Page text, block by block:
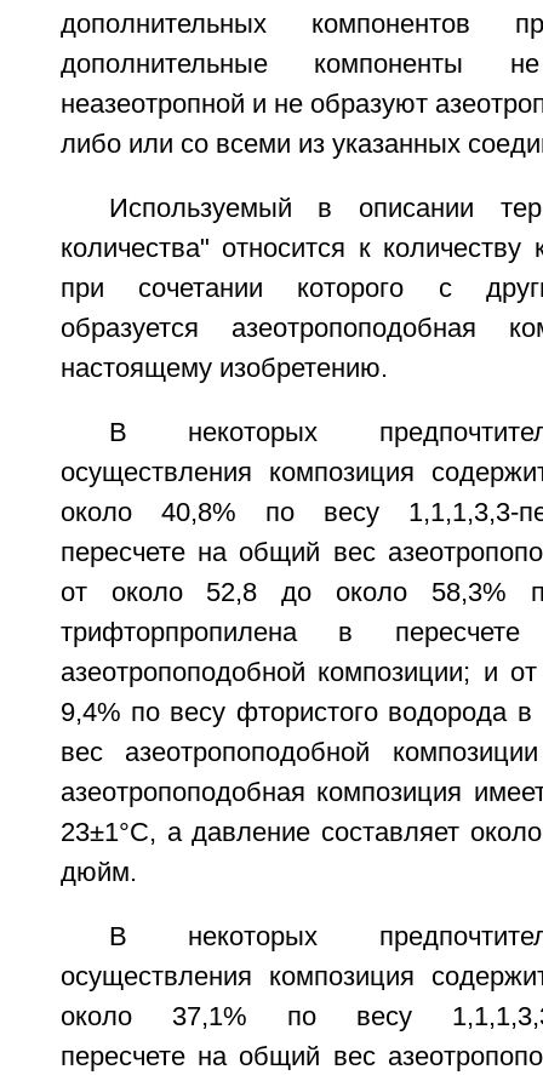
дополнительных компонентов
дополнительные компоненты
неазеотропной и не образуют
либо или со всеми из указанных
Используемый в описании
количества" относится к количеству
при сочетании которого с
образуется азеотропоподобная
настоящему изобретению.
В некоторых
осуществления композиция
около 40,8% по весу 1,1,1,3,3-
пересчете на общий вес
от около 52,8 до около 58,3%
трифторпропилена в
азеотропоподобной композиции; и
9,4% по весу фтористого водорода
вес азеотропоподобной
азеотропоподобная композиция
23±1°С, а давление составляет
дюйм.
В некоторых
осуществления композиция
около 37,1% по весу 1,1,1,3,3-
пересчете на общий вес